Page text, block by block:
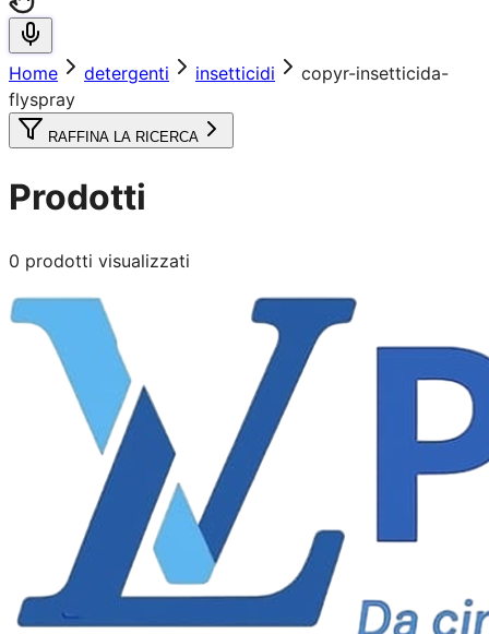
Home detergenti insetticidi
copyr-insetticida-
flyspray
RAFFINA LA RICERCA
Prodotti
0 prodotti visualizzati